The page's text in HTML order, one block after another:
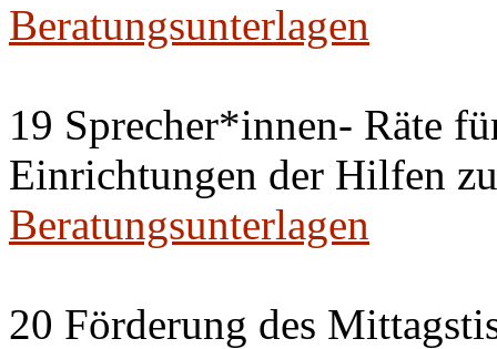
Beratungsunterlagen
19 Sprecher*innen- Räte
Einrichtungen der Hilfen
Beratungsunterlagen
20 Förderung des